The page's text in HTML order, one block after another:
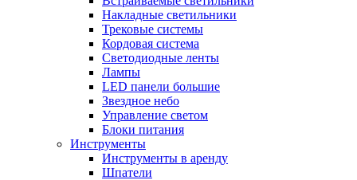
Накладные светильники
Трековые системы
Кордовая система
Светодиодные ленты
Лампы
LED панели большие
Звездное небо
Управление светом
Блоки питания
Инструменты
Инструменты в аренду
Шпатели